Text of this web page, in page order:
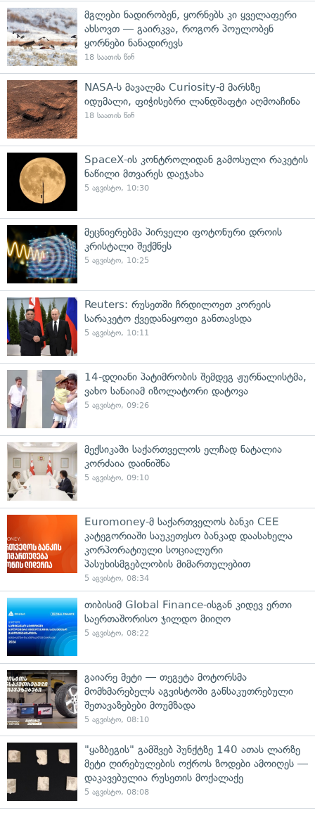
მგლები ნადირობენ, ყორნებს კი ყველაფერი
ახსოვთ — გაირკვა, როგორ პოულობენ
ყორნები ნანადირევს
18 საათის წინ
NASA-ს მავალმა Curiosity-მ მარსზე
იდუმალი, ფიჭისებრი ლანდშაფტი აღმოაჩინა
18 საათის წინ
SpaceX-ის კონტროლიდან გამოსული რაკეტის
ნაწილი მთვარეს დაეჯახა
5 აგვისტო, 10:30
მეცნიერებმა პირველი ფოტონური დროის
კრისტალი შექმნეს
5 აგვისტო, 10:25
Reuters: რუსეთში ჩრდილოეთ კორეის
სარაკეტო ქვედანაყოფი განთავსდა
5 აგვისტო, 10:11
14-დღიანი პატიმრობის შემდეგ ჟურნალისტმა,
ვახო სანაიამ იზოლატორი დატოვა
5 აგვისტო, 09:26
მექსიკაში საქართველოს ელჩად ნატალია
კორძაია დაინიშნა
5 აგვისტო, 09:10
Euromoney-მ საქართველოს ბანკი CEE
კატეგორიაში საუკეთესო ბანკად დაასახელა
კორპორატიული სოციალური
პასუხისმგებლობის მიმართულებით
5 აგვისტო, 08:34
თიბისიმ Global Finance-ისგან კიდევ ერთი
საერთაშორისო ჯილდო მიიღო
5 აგვისტო, 08:22
გაიარე მეტი — თეგეტა მოტორსმა
მომხმარებელს აგვისტოში განსაკუთრებული
შეთავაზებები მოუმზადა
5 აგვისტო, 08:10
"ყაზბეგის" გამშვებ პუნქტზე 140 ათას ლარზე
მეტი ღირებულების ოქროს ზოდები ამოიღეს —
დაკავებულია რუსეთის მოქალაქე
5 აგვისტო, 08:08